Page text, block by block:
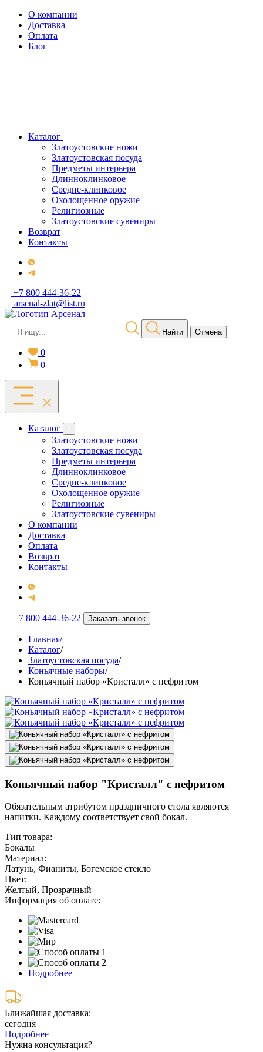
О компании
Доставка
Оплата
Блог
Каталог
Златоустовские ножи
Златоустовская посуда
Предметы интерьера
Длинноклинковое
Средне-клинковое
Охолощенное оружие
Религиозные
Златоустовские сувениры
Возврат
Контакты
+7 800 444-36-22
arsenal-zlat@list.ru
Найти Отмена
0
0
Каталог
Златоустовские ножи
Златоустовская посуда
Предметы интерьера
Длинноклинковое
Средне-клинковое
Охолощенное оружие
Религиозные
Златоустовские сувениры
О компании
Доставка
Оплата
Возврат
Контакты
+7 800 444-36-22 Заказать звонок
Главная/
Каталог/
Златоустовская посуда/
Коньячные наборы/
Коньячный набор «Кристалл» с нефритом
Коньячный набор "Кристалл" с нефритом
Обязательным атрибутом праздничного стола являются
напитки. Каждому соответствует свой бокал.
Тип товара:
Бокалы
Материал:
Латунь, Фианиты, Богемское стекло
Цвет:
Желтый, Прозрачный
Информация об оплате:
Подробнее
Ближайшая доставка:
сегодня
Подробнее
Нужна консультация?